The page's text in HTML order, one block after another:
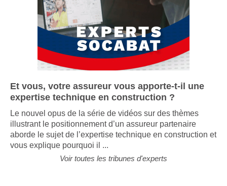
Et vous, votre assureur vous apporte-t-il une
expertise technique en construction ?
Le nouvel opus de la série de vidéos sur des thèmes
illustrant le positionnement d’un assureur partenaire
aborde le sujet de l’expertise technique en construction et
vous explique pourquoi il ...
Voir toutes les tribunes d'experts